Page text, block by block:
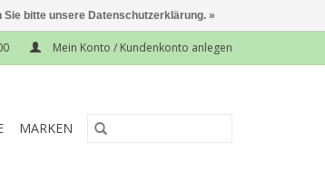
Mein Konto / Kundenkonto anlegen
MARKEN
bitte unsere Datenschutzerklärung. »